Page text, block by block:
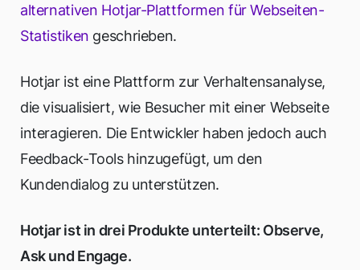
alternativen Hotjar-Plattformen für Webseiten-
Statistiken geschrieben.
Hotjar ist eine Plattform zur Verhaltensanalyse,
die visualisiert, wie Besucher mit einer Webseite
interagieren. Die Entwickler haben jedoch auch
Feedback-Tools hinzugefügt, um den
Kundendialog zu unterstützen.
Hotjar ist in drei Produkte unterteilt: Observe,
Ask und Engage.